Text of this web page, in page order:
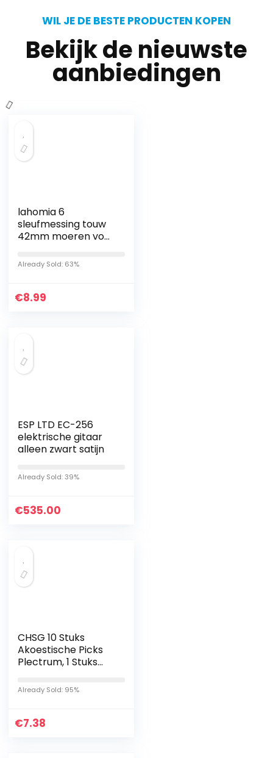
WIL JE DE BESTE PRODUCTEN KOPEN
Bekijk de nieuwste
aanbiedingen
lahomia 6
sleufmessing touw
42mm moeren voor
Already Sold: 63%
€8.99
ESP LTD EC-256
elektrische gitaar
alleen zwart satijn
Already Sold: 39%
€535.00
CHSG 10 Stuks
Akoestische Picks
Plectrum, 1 Stuks
Sleutelbos,
Dubbelzijdig
Elektrische
Already Sold: 95%
€7.38